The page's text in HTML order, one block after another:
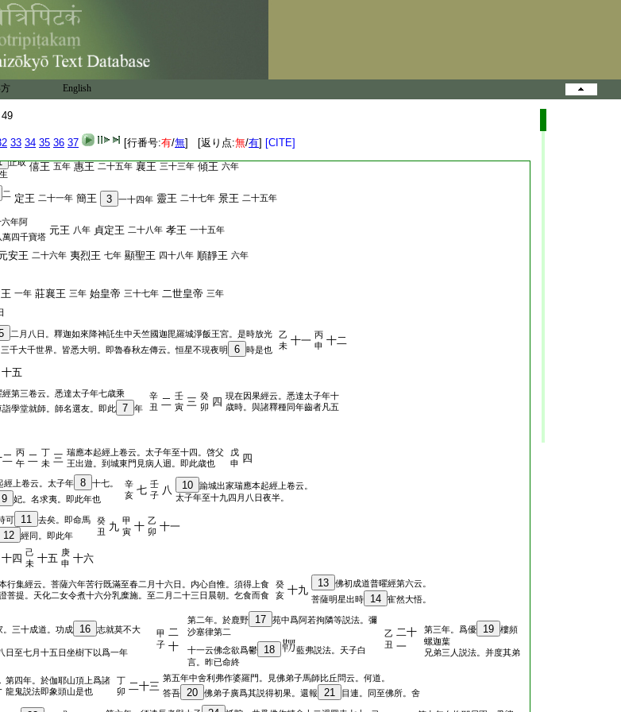
English
33 34 35 36 37 [行番号:有/無] [返り点:無/有] [CITE]
記湮絶靡知所承。又
防等十八賢者。齎經
禁 42 利防等。夜有金剛丈
皇驚怖稽首謝焉。四主
起周武王元年己卯訖
間九百三十三年。四十
五十三年。佛未出前名
來誕世到乎漢始方紀
應教被東 45
云。
止取 僖王 五年 惠王 二十五年 襄王 三十三年 傾王 六年
二 定王 二十一年 簡王 3 一十四年 靈王 二十七年 景王 二十五年
六年阿
萬四千寶塔
元王 八年 貞定王 二十八年 孝王 一十五年
安王 二十六年 夷烈王 七年 顯聖王 四十八年 順靜王 六年
一年 莊襄王 三年 始皇帝 三十七年 二世皇帝 三年
二月八日。釋迦如來降神託生中天竺國迦毘羅城淨飯王宮。是時放光
千大千世界。皆悉大明。即魯春秋左傳云。恒星不現夜明
6 時是也
乙
未 十一 丙
申 十二
十五
經第三卷云。悉達太子年七歳乘
詣學堂就師。師名選友。即此
7 年
辛
丑 二 壬
寅 三 癸
卯 四 現在因果經云。悉達太子年十
歳時。與諸釋種同年齒者凡五
二 丙
午 二 丁
未 三 瑞應本起經上卷云。太子年至十四。啓父
王出遊。到城東門見病人迴。即此歳也
戊
申 四
經上卷云。太子年 8
十七。
9 妃。名求夷。即此年也
辛
亥 七 壬
子 八 10
踰城出家瑞應本起經上卷云。
太子年至十九四月八日夜半。
可 11
去矣。即命馬
12 經同。即此年
癸
丑 九 甲
寅 十 乙
卯 十一
十四 己
未 十五 庚
申 十六
行集經云。菩薩六年苦行既滿至春二月十六日。内心自惟。須得上食
菩提。天化二女令煮十六分乳糜施。至二月二十三日晨朝。乞食而食
癸
亥 十九
13
佛初成道普曜經第六云。
菩薩明星出時
14 寉然大悟。
。三十成道。功成 16
志就莫不大
日至七月十五日坐樹下以爲一年
甲
子
二
十
第二年。於鹿野 17
苑中爲阿若拘隣等説法。彌
沙塞律第二
十一云佛念欲爲鬱
18
藍弗説法。天子白
言。昨已命終
乙
丑
二十
一
第三年。爲優 19
樓頻
螺迦葉
兄弟三人説法。并度其弟
第四年。於伽耶山頂上爲諸
龍鬼説法即象頭山是也
丁
卯 二十三
第五年中舍利弗作婆羅門。見佛弟子馬師比丘問云。何道。
答吾
20 佛弟子廣爲其説得初果。還報 21 目連。同至佛所。舍